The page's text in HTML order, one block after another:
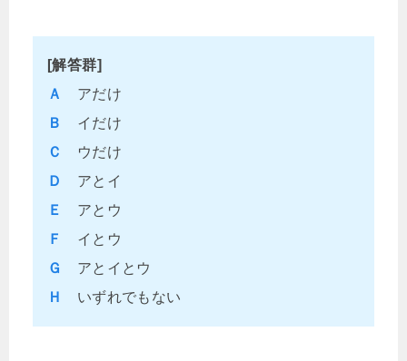
[解答群]
Ａ
アだけ
Ｂ
イだけ
Ｃ
ウだけ
Ｄ
アとイ
Ｅ
アとウ
Ｆ
イとウ
Ｇ
アとイとウ
Ｈ
いずれでもない